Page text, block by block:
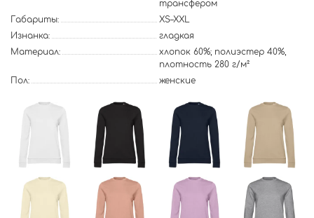
трансфером
Габариты:
XS–XXL
Изнанка:
гладкая
Материал:
хлопок 60%; полиэстер 40%,
плотность 280 г/м²
Пол:
женские